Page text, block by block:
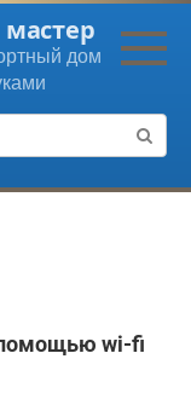
дом
помощью wi-fi